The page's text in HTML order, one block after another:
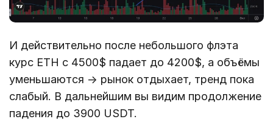
И действительно после небольшого флэта
курс ETH с 4500$ падает до 4200$, а объёмы
уменьшаются → рынок отдыхает, тренд пока
слабый. В дальнейшим вы видим продолжение
падения до 3900 USDT.